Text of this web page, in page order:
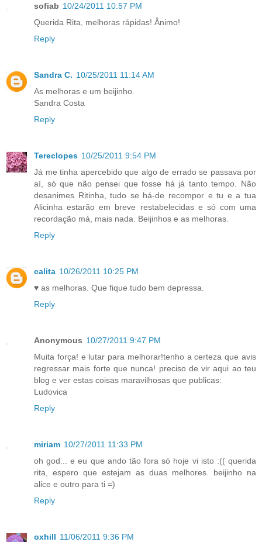
sofiab 10/24/2011 10:57 PM
Querida Rita, melhoras rápidas! Ânimo!
Reply
Sandra C. 10/25/2011 11:14 AM
As melhoras e um beijinho.
Sandra Costa
Reply
Tereclopes 10/25/2011 9:54 PM
Já me tinha apercebido que algo de errado se passava por
aí, só que não pensei que fosse há já tanto tempo. Não
desanimes Ritinha, tudo se há-de recompor e tu e a tua
Alicinha estarão em breve restabelecidas e só com uma
recordação má, mais nada. Beijinhos e as melhoras.
Reply
calita 10/26/2011 10:25 PM
♥ as melhoras. Que fique tudo bem depressa.
Reply
Anonymous 10/27/2011 9:47 PM
Muita força! e lutar para melhorar!tenho a certeza que avis
regressar mais forte que nunca! preciso de vir aqui ao teu
blog e ver estas coisas maravilhosas que publicas:
Ludovica
Reply
miriam 10/27/2011 11:33 PM
oh god... e eu que ando tão fora só hoje vi isto :(( querida
rita, espero que estejam as duas melhores. beijinho na
alice e outro para ti =)
Reply
oxhill 11/06/2011 9:36 PM